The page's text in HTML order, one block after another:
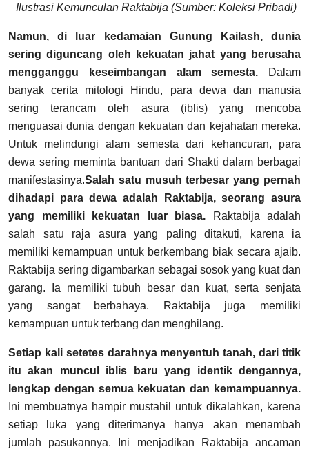
Ilustrasi Kemunculan Raktabija (Sumber: Koleksi Pribadi)
Namun, di luar kedamaian Gunung Kailash, dunia
sering diguncang oleh kekuatan jahat yang berusaha
mengganggu keseimbangan alam semesta. Dalam
banyak cerita mitologi Hindu, para dewa dan manusia
sering terancam oleh asura (iblis) yang mencoba
menguasai dunia dengan kekuatan dan kejahatan mereka.
Untuk melindungi alam semesta dari kehancuran, para
dewa sering meminta bantuan dari Shakti dalam berbagai
manifestasinya.Salah satu musuh terbesar yang pernah
dihadapi para dewa adalah Raktabija, seorang asura
yang memiliki kekuatan luar biasa.
Raktabija adalah
salah satu raja asura yang paling ditakuti, karena ia
memiliki kemampuan untuk berkembang biak secara ajaib.
Raktabija sering digambarkan sebagai sosok yang kuat dan
garang. Ia memiliki tubuh besar dan kuat, serta senjata
yang sangat berbahaya. Raktabija juga memiliki
kemampuan untuk terbang dan menghilang.
Setiap kali setetes darahnya menyentuh tanah, dari titik
itu akan muncul iblis baru yang identik dengannya,
lengkap dengan semua kekuatan dan kemampuannya.
Ini membuatnya hampir mustahil untuk dikalahkan, karena
setiap luka yang diterimanya hanya akan menambah
jumlah pasukannya. Ini menjadikan Raktabija ancaman